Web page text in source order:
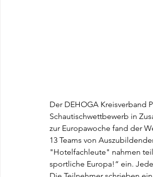
Der DEHOGA Kreisverband
Schautischwettbewerb in
zur Europawoche fand der
13 Teams von
"Hotelfachleute" nahmen
sportliche Europa!“ ein.